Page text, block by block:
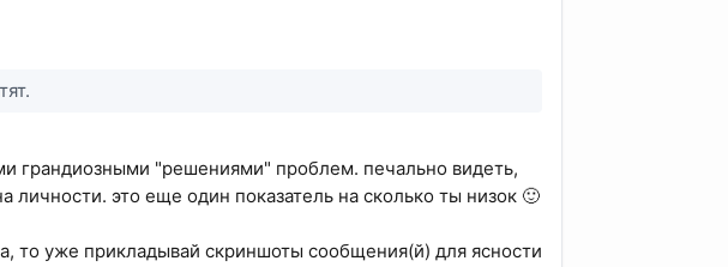
грандиозными "решениями" проблем. печально видеть,
это еще один показатель на сколько ты низок 🙂
то уже прикладывай скриншоты сообщения(й) для ясности